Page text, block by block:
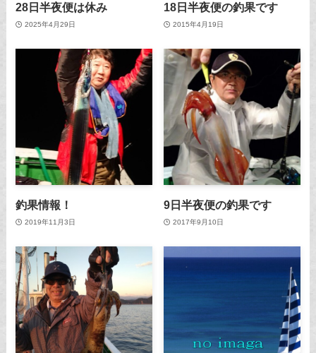
28日半夜便は休み
2025年4月29日
18日半夜便の釣果です
2015年4月19日
釣果情報！
2019年11月3日
9日半夜便の釣果です
2017年9月10日